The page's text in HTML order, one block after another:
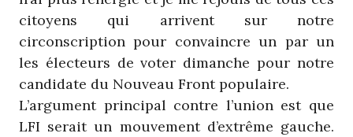
citoyens qui arrivent sur notre
circonscription pour convaincre un par un
les électeurs de voter dimanche pour notre
candidate du Nouveau Front populaire.
L’argument principal contre l’union est que
LFI serait un mouvement d’extrême gauche.